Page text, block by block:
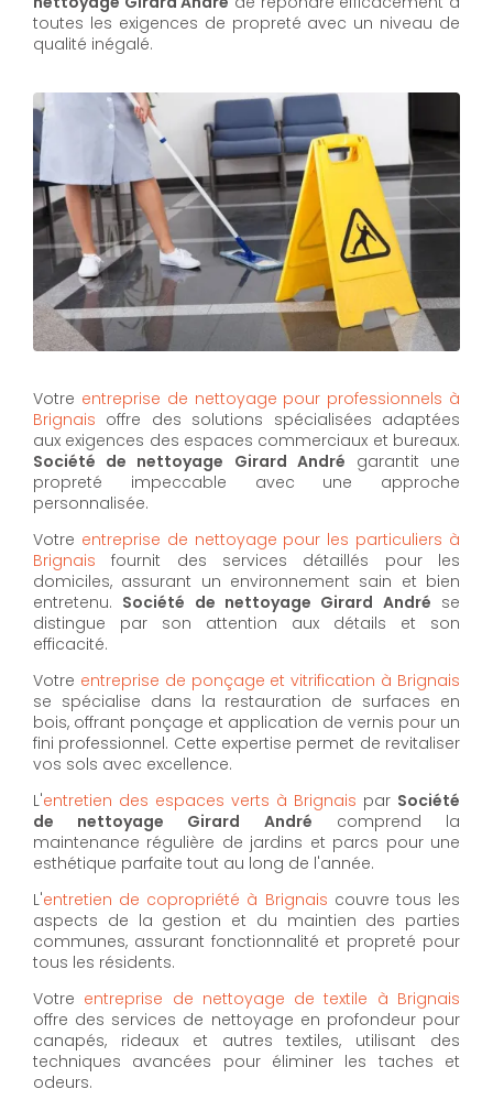
toutes les exigences de propreté avec un niveau de
qualité inégalé.
Votre entreprise de nettoyage pour professionnels à
Brignais offre des solutions spécialisées adaptées
aux exigences des espaces commerciaux et bureaux.
Société de nettoyage Girard André garantit une
propreté impeccable avec une approche
personnalisée.
Votre entreprise de nettoyage pour les particuliers à
Brignais fournit des services détaillés pour les
domiciles, assurant un environnement sain et bien
entretenu. Société de nettoyage Girard André se
distingue par son attention aux détails et son
efficacité.
Votre entreprise de ponçage et vitrification à Brignais
se spécialise dans la restauration de surfaces en
bois, offrant ponçage et application de vernis pour un
fini professionnel. Cette expertise permet de revitaliser
vos sols avec excellence.
L'entretien des espaces verts à Brignais par Société
de nettoyage Girard André comprend la
maintenance régulière de jardins et parcs pour une
esthétique parfaite tout au long de l'année.
L'entretien de copropriété à Brignais couvre tous les
aspects de la gestion et du maintien des parties
communes, assurant fonctionnalité et propreté pour
tous les résidents.
Votre entreprise de nettoyage de textile à Brignais
offre des services de nettoyage en profondeur pour
canapés, rideaux et autres textiles, utilisant des
techniques avancées pour éliminer les taches et
odeurs.